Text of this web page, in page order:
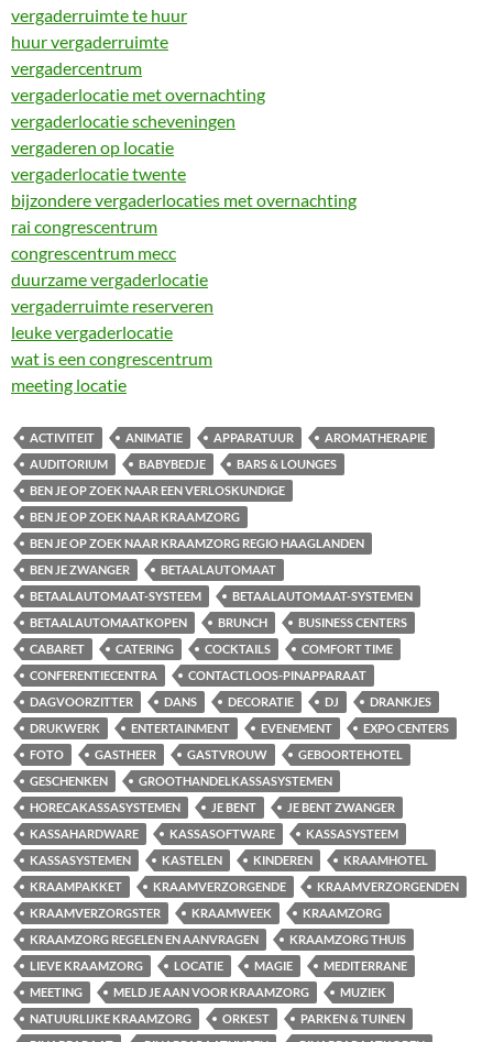
vergaderruimte te huur
huur vergaderruimte
vergadercentrum
vergaderlocatie met overnachting
vergaderlocatie scheveningen
vergaderen op locatie
vergaderlocatie twente
bijzondere vergaderlocaties met overnachting
rai congrescentrum
congrescentrum mecc
duurzame vergaderlocatie
vergaderruimte reserveren
leuke vergaderlocatie
wat is een congrescentrum
meeting locatie
ACTIVITEIT ANIMATIE APPARATUUR
AROMATHERAPIE
AUDITORIUM
BABYBEDJE
BARS & LOUNGES
BEN JE OP ZOEK NAAR EEN VERLOSKUNDIGE
BEN JE OP ZOEK NAAR KRAAMZORG
BEN JE OP ZOEK NAAR KRAAMZORG REGIO HAAGLANDEN
BEN JE ZWANGER
BETAALAUTOMAAT
BETAALAUTOMAAT-SYSTEEM
BETAALAUTOMAAT-SYSTEMEN
BETAALAUTOMAATKOPEN
BRUNCH
BUSINESS CENTERS
CABARET
CATERING COCKTAILS
COMFORT TIME
CONFERENTIECENTRA
CONTACTLOOS-PINAPPARAAT
DAGVOORZITTER
DANS DECORATIE DJ
DRANKJES
DRUKWERK
ENTERTAINMENT EVENEMENT
EXPO CENTERS
FOTO
GASTHEER GASTVROUW
GEBOORTEHOTEL
GESCHENKEN
GROOTHANDELKASSASYSTEMEN
HORECAKASSASYSTEMEN
JE BENT
JE BENT ZWANGER
KASSAHARDWARE
KASSASOFTWARE
KASSASYSTEEM
KASSASYSTEMEN
KASTELEN KINDEREN
KRAAMHOTEL
KRAAMPAKKET
KRAAMVERZORGENDE
KRAAMVERZORGENDEN
KRAAMVERZORGSTER
KRAAMWEEK
KRAAMZORG
KRAAMZORG REGELEN EN AANVRAGEN
KRAAMZORG THUIS
LIEVE KRAAMZORG
LOCATIE MAGIE
MEDITERRANE
MEETING
MELD JE AAN VOOR KRAAMZORG
MUZIEK
NATUURLIJKE KRAAMZORG
ORKEST
PARKEN & TUINEN